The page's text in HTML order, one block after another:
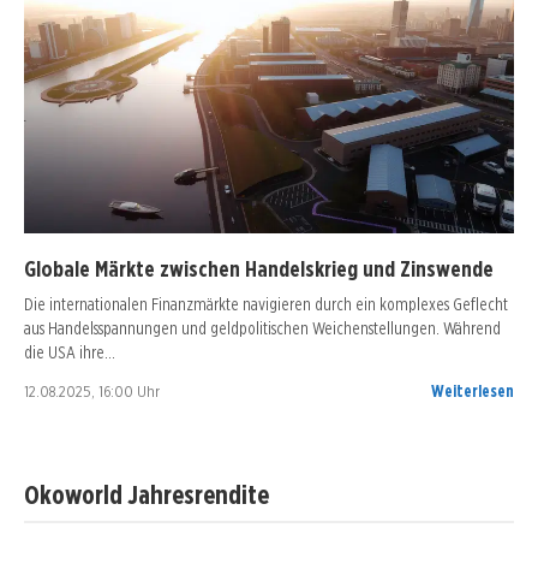
Globale Märkte zwischen Handelskrieg und Zinswende
Die internationalen Finanzmärkte navigieren durch ein komplexes Geflecht
aus Handelsspannungen und geldpolitischen Weichenstellungen. Während
die USA ihre…
12.08.2025, 16:00 Uhr Weiterlesen
Okoworld Jahresrendite